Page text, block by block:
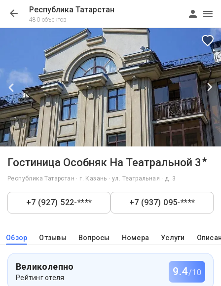
Республика Татарстан
480 объектов
Гостиница Особняк На Театральной 3★
Республика Татарстан · г. Казань · ул. Театральная · д. 3
+7 (927) 522-**** +7 (937) 095-****
Обзор Отзывы Вопросы Номера Услуги
Великолепно
Рейтинг отеля 9.4/10